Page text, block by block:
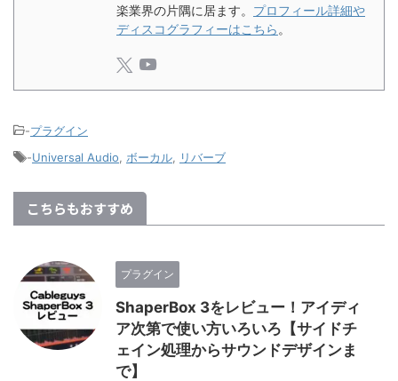
楽業界の片隅に居ます。 プロフィール詳細や
ディスコグラフィーはこちら 。
-プラグイン
-Universal Audio ボーカル リバーブ
こちらもおすすめ
プラグイン
ShaperBox 3をレビュー！アイディ
ア次第で使い方いろいろ【サイドチ
ェイン処理からサウンドデザインま
で】